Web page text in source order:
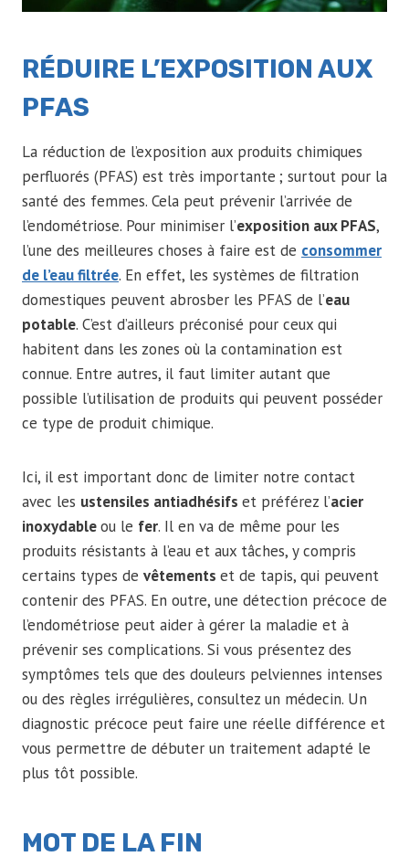
RÉDUIRE L’EXPOSITION AUX
PFAS
La réduction de l’exposition aux produits chimiques
perfluorés (PFAS) est très importante ; surtout pour la
santé des femmes. Cela peut prévenir l’arrivée de
l’endométriose. Pour minimiser l’exposition aux PFAS,
l’une des meilleures choses à faire est de consommer
de l’eau filtrée. En effet, les systèmes de filtration
domestiques peuvent abrosber les PFAS de l’eau
potable. C’est d’ailleurs préconisé pour ceux qui
habitent dans les zones où la contamination est
connue. Entre autres, il faut limiter autant que
possible l’utilisation de produits qui peuvent posséder
ce type de produit chimique.
Ici, il est important donc de limiter notre contact
avec les ustensiles antiadhésifs et préférez l’acier
inoxydableou le fer. Il en va de même pour les
produits résistants à l’eau et aux tâches, y compris
certains types de vêtements et de tapis, qui peuvent
contenir des PFAS. En outre, une détection précoce de
l’endométriose peut aider à gérer la maladie et à
prévenir ses complications. Si vous présentez des
symptômes tels que des douleurs pelviennes intenses
ou des règles irrégulières, consultez un médecin. Un
diagnostic précoce peut faire une réelle différence et
vous permettre de débuter un traitement adapté le
plus tôt possible.
MOT DE LA FIN